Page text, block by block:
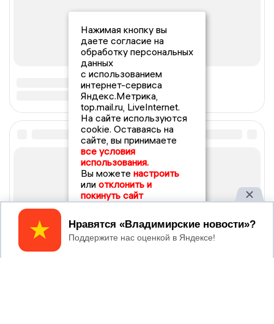
Нажимая кнопку вы
даете согласие на
обработку персональных
данных
с использованием
интернет-сервиса
Яндекс.Метрика,
top.mail.ru, LiveInternet.
На сайте используются
cookie. Оставаясь на
сайте, вы принимаете
все условия
использования.
Вы можете настроить
или отклонить и
покинуть сайт
Принять